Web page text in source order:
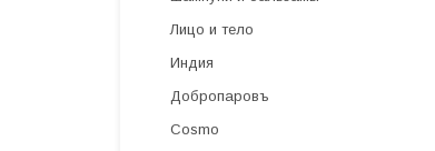
Лицо и тело
Индия
Добропаровъ
Cosmo